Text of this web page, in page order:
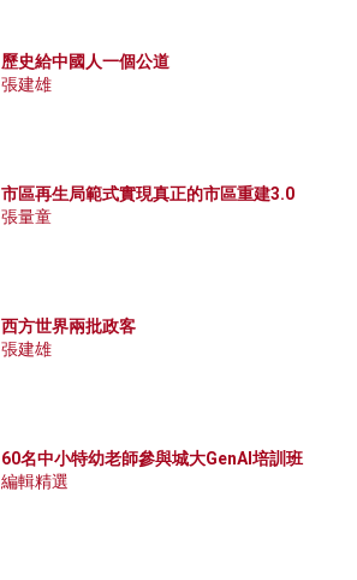
歷史給中國人一個公道
張建雄
市區再生局範式實現真正的市區重建3.0
張量童
西方世界兩批政客
張建雄
60名中小特幼老師參與城大GenAI培訓班
編輯精選